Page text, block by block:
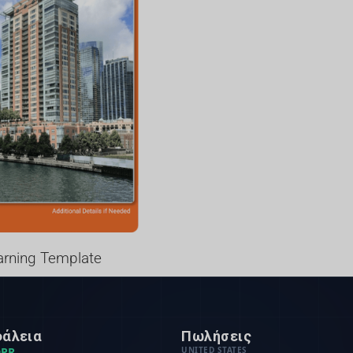
Template
Πωλήσεις
UNITED STATES